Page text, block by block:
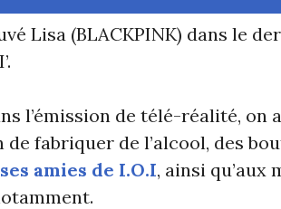
Lisa (BLACKPINK) dans le
l’émission de télé-réalité, on
fabriquer de l’alcool, des
amies de I.O.I, ainsi qu’aux